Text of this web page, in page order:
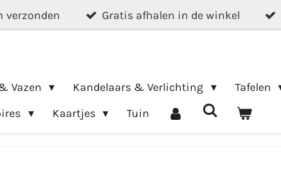
verzonden Gratis afhalen in de winkel
Vazen Kandelaars & Verlichting Tafelen
Kaartjes Tuin